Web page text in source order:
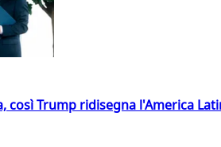
così Trump ridisegna l'America